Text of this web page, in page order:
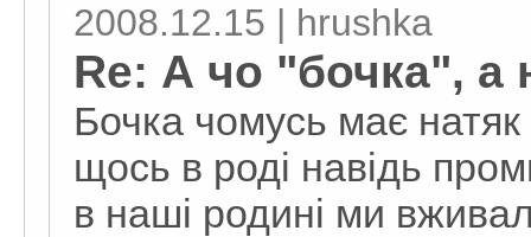
2008.12.15 | hrushka
Re: А чо "бочка", а
Бочка чомусь має
щось в роді навідь
в наші родині ми